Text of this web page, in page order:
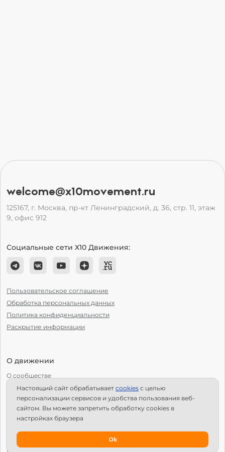
welcome@x10movement.ru
125167, г. Москва, пр-кт Ленинградский, д. 36, стр. 11, этаж
9, офис 912
Социальные сети Х10 Движения:
Пользовательское соглашение
Обработка персональных данных
Политика конфиденциальности
Раскрытие информации
О движении
О сообществе
С чего начать?
Структура Х10
Как стать региональным лидером?
Настоящий сайт обрабатывает сookies с целью
персонализации сервисов и удобства пользования веб-
сайтом. Вы можете запретить обработку сookies в
настройках браузера
Ok